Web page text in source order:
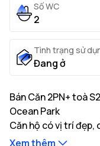
Số WC
2
Tình trạng sử
Đang ở
Bán Căn 2PN+ toà
Ocean Park
Căn hộ có vị trí đẹp,
bạch, sẵn sàng giao
Xem thêm